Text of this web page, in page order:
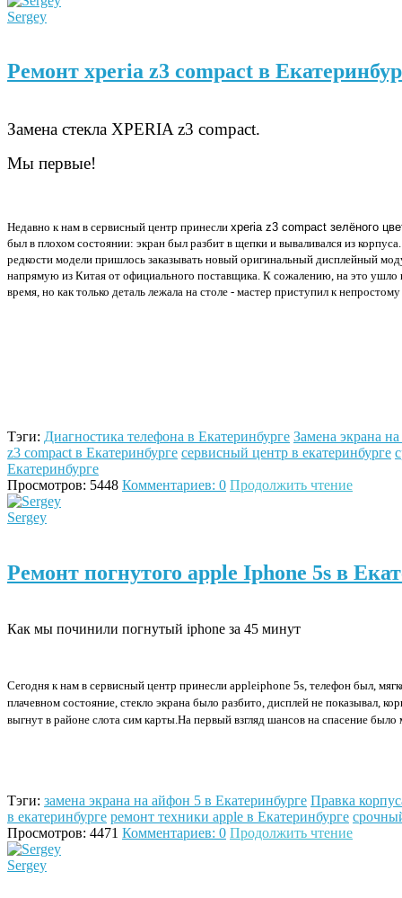
Sergey
Ремонт xperia z3 compact в
Замена стекла XPERIA z3 compact.
Мы первые!
Недавно к нам в сервисный центр принесли xperia z3 compact зелёного
был в плохом состоянии: экран был разбит в щепки и вываливался из
редкости модели пришлось заказывать новый оригинальный дисплейный
напрямую из Китая от официального поставщика. К сожалению, на это ушло
время, но как только деталь лежала на столе - мастер приступил к
Тэги: Диагностика телефона в Екатеринбурге Замена экрана
z3 compact в Екатеринбурге сервисный центр в екатеринбурге
Екатеринбурге
Просмотров: 5448 Комментариев: 0 Продолжить чтение
Sergey
Ремонт погнутого apple Iphone 5s в
Как мы починили погнутый iphone за 45 минут
Сегодня к нам в сервисный центр принесли appleiphone 5s , телефон был,
плачевном состояние, стекло экрана было разбито, дисплей не показывал,
выгнут в районе слота сим карты. На первый взгляд шансов на спасение было
Тэги: замена экрана на айфон 5 в Екатеринбурге Правка
в екатеринбурге ремонт техники apple в Екатеринбурге
Просмотров: 4471 Комментариев: 0 Продолжить чтение
Sergey